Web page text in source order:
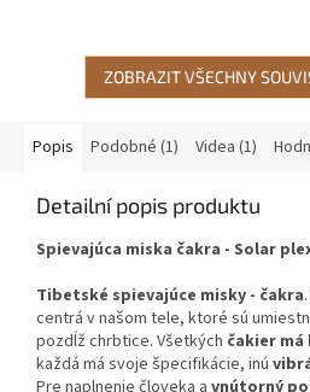
ZOBRAZIT VŠECHNY
Popis Podobné (1) Videa (1)
Detailní popis produktu
Spievajúca miska čakra - Solar
Tibetské spievajúce misky - čakra
centrá v našom tele, ktoré sú
pozdĺž chrbtice. Všetkých čakier má
každá má svoje špecifikácie, inú